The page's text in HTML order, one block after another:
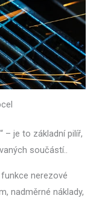
– je to základní pilíř,
součástí..
nerezové
nadměrné náklady,